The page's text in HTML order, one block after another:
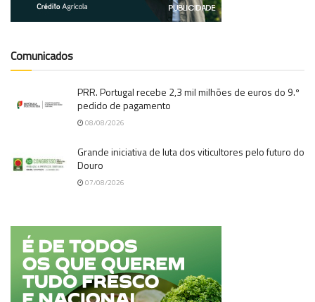
Comunicados
PRR. Portugal recebe 2,3 mil milhões de euros do 9.º
pedido de pagamento
08/08/2026
Grande iniciativa de luta dos viticultores pelo futuro do
Douro
07/08/2026